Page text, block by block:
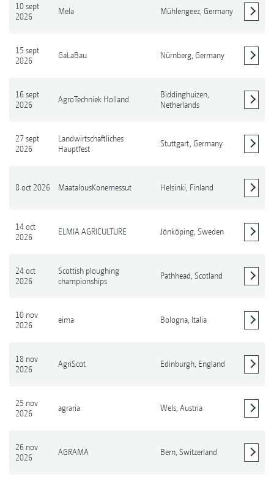
10 sept
2026
Mela Mühlengeez, Germany
15 sept
2026
GaLaBau Nürnberg, Germany
16 sept
2026
AgroTechniek Holland
Biddinghuizen,
Netherlands
27 sept
2026
Landwirtschaftliches
Hauptfest
Stuttgart, Germany
8 oct 2026 MaatalousKonemessut Helsinki, Finland
14 oct
2026
ELMIA AGRICULTURE Jönköping, Sweden
24 oct
2026
Scottish ploughing
championships
Pathhead, Scotland
10 nov
2026
eima Bologna, Italia
18 nov
2026
AgriScot Edinburgh, England
25 nov
2026
agraria Wels, Austria
26 nov
2026
AGRAMA Bern, Switzerland